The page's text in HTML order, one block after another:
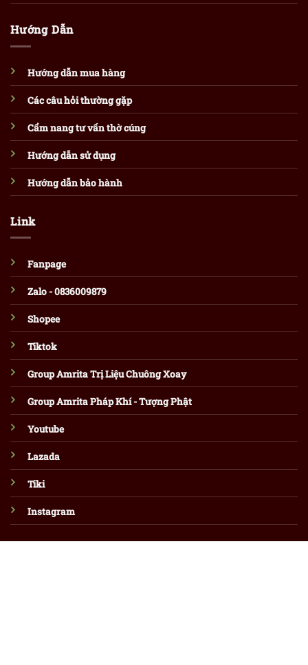
Hướng Dẫn
Hướng dẫn mua hàng
Các câu hỏi thường gặp
Cẩm nang tư vấn thờ cúng
Hướng dẫn sử dụng
Hướng dẫn bảo hành
Link
Fanpage
Zalo - 0836009879
Shopee
Tiktok
Group Amrita Trị Liệu Chuông Xoay
Group Amrita Pháp Khí - Tượng Phật
Youtube
Lazada
Tiki
Instagram